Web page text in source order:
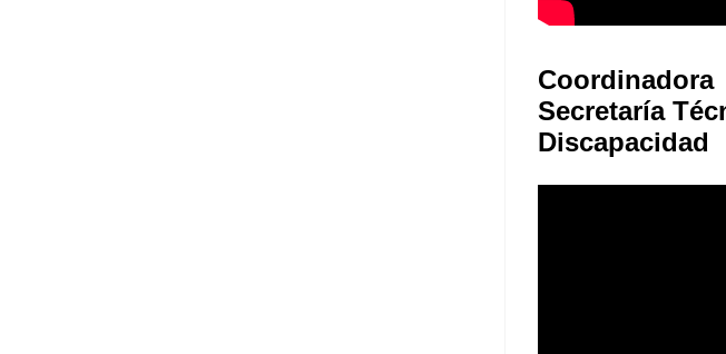
Coordinadora
Secretaría
Discapacidad